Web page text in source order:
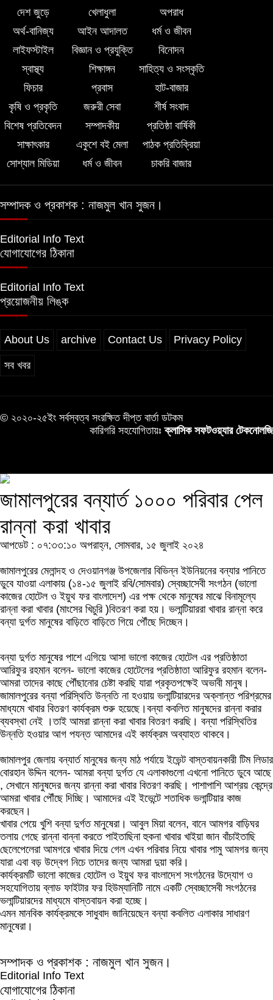
দেশ জুড়ে
খেলাধুলা
অপরাধ
অর্থ-বানিজ্য
আইন আদালত
ধর্ম ও জীবন
লাইফস্টাইল
বিজ্ঞান ও প্রযুক্তি
বিনোদন
স্বাস্থ্য
শিক্ষাঙ্গন
সাহিত্য ও সংস্কৃতি
ফিচার
প্রবাস
হাট-বাজার
কৃষি ও প্রকৃতি
জরুরী সেবা
শীর্ষ সংবাদ
বিশেষ প্রতিবেদন
সম্পাদকীয়
প্রতিষ্ঠা বার্ষিকী
সাক্ষাৎকার
একুশে বই মেলা
পাঠক প্রতিক্রিয়া
সোশ্যাল মিডিয়া
ধর্ম ও জীবন চাকরি বাজার
সম্পাদক ও প্রকাশক : নাজমুল খান সুজন।
Editorial Info Text
যোগাযোগের ঠিকানা
Editorial Info Text
প্রয়োজনীয় লিঙ্ক
About Us archive Contact Us Privacy Policy
সব খবর
© ২০২০-২৫ইং সর্বস্বত্ব সংরক্ষিত দীপ্ত বার্তা ডটকম
কারিগরি সহযোগিতায়ঃক্লাসিক সফটওয়্যার টেকনোলজি
জামালপুরের বন্যার্ত ১০০০ পরিবার পেল
রান্না করা খাবার
আপডেট : ০৭:৩৩:১০ অপরাহ্ন, সোমবার, ১৫ জুলাই ২০২৪
জামালপুরের মেলান্দহ ও দেওয়ানগঞ্জ উপজেলার বিভিন্ন ইউনিয়নের বন্যার পানিতে
ডুবে যাওয়া এলাকায় (১৪-১৫ জুলাই রবি/সোমবার) স্বেচ্ছাসেবী সংগঠন (ভালো
কাজের হোটেল ও ইয়ুথ ফর বাংলাদেশ) এর পক্ষ থেকে মানুষের মাঝে বিনামূল্যে
রান্না করা খাবার (মাংসের খিচুরি )বিতরণ করা হয়। ভলান্টিয়াররা খাবার রান্না করে
বন্যা দুর্গত মানুষের বাড়িতে বাড়িতে গিয়ে পৌঁছে দিচ্ছেন।
বন্যা দুর্গত মানুষের পাশে এগিয়ে আসা ভালো কাজের হোটেল এর প্রতিষ্ঠাতা
আরিফুর রহমান বলেন- ভালো কাজের হোটেলের প্রতিষ্ঠাতা আরিফুর রহমান বলেন-
আমরা তাদের কাছে পৌঁছানোর চেষ্টা করছি যারা প্রকৃতপক্ষেই অভাবী মানুষ।
জামালপুরের বন্যা পরিস্থিতি উন্নতি না হওয়ায় ভলান্টিয়ারদের অক্লান্ত পরিশ্রমের
মাধ্যমে খাবার বিতরণ কার্যক্রম শুরু হয়েছে।বন্যা কবলিত মানুষদের রান্না করার
ব্যবস্থা নেই ।তাই আমরা রান্না করা খাবার বিতরণ করছি। বন্যা পরিস্থিতির
উন্নতি হওয়ার আগ পযন্ত আমাদের এই কার্যক্রম অব্যাহত থাকবে।
জামালপুর জেলায় বন্যার্ত মানুষের জন্য মাঠ পর্যায়ে ইভেন্ট বাস্তবায়নকারী টিম লিডার
বোরহান উদ্দিন বলেন- আমরা বন্যা দুর্গত যে এলাকাগুলো এখনো পানিতে ডুবে আছে
, সেখানে মানুষদের জন্য রান্না করা খাবার বিতরণ করছি। পাশাপাশি আশ্রয় কেন্দ্রে
আমরা খাবার পৌঁছে দিচ্ছি। আমাদের এই ইভেন্টে শতাধিক ভলান্টিয়ার কাজ
করছেন।
খাবার পেয়ে খুশি বন্যা দুর্গত মানুষেরা। আবুল মিয়া বলেন, বানে আমগর বাড়িঘর
তলায় গেছে রান্না বান্না করতে পাইতাছিনা হুকনা খাবার খাইয়া জান বাঁচাইতাছি
ছেলেপেলেরা আমগরে খাবার দিয়ে গেল এখন পরিবার নিয়ে খাবার পামু আমগর জন্য
যারা এবা বড় উদ্বেগ নিচে তাদের জন্য আমরা দুয়া করি।
কার্যক্রমটি ভালো কাজের হোটেল ও ইয়ুথ ফর বাংলাদেশ সংগঠনের উদ্যোগ ও
সহযোগিতায় ব্লাড ফাইটার ফর হিউম্যানিটি নামে একটি স্বেচ্ছাসেবী সংগঠনের
ভলান্টিয়ারদের মাধ্যমে বাস্তবায়ন করা হচ্ছে।
এমন মানবিক কার্যক্রমকে সাধুবাদ জানিয়েছেন বন্যা কবলিত এলাকার সাধারণ
মানুষেরা।
সম্পাদক ও প্রকাশক : নাজমুল খান সুজন।
Editorial Info Text
যোগাযোগের ঠিকানা